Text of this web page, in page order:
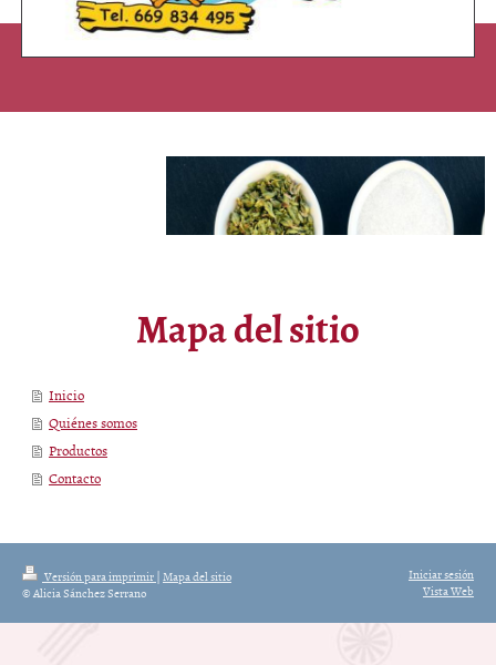
Mapa del sitio
Inicio
Quiénes somos
Productos
Contacto
Versión para imprimir|Mapa del sitio
© Alicia Sánchez Serrano
Iniciar sesión
Vista Web